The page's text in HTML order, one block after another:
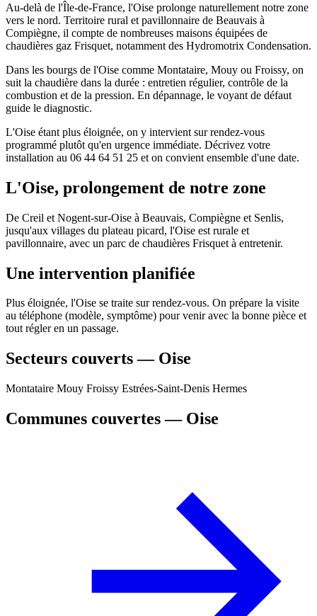
Au-delà de l'Île-de-France, l'Oise prolonge naturellement notre zone
vers le nord. Territoire rural et pavillonnaire de Beauvais à
Compiègne, il compte de nombreuses maisons équipées de
chaudières gaz Frisquet, notamment des Hydromotrix Condensation.
Dans les bourgs de l'Oise comme Montataire, Mouy ou Froissy, on
suit la chaudière dans la durée : entretien régulier, contrôle de la
combustion et de la pression. En dépannage, le voyant de défaut
guide le diagnostic.
L'Oise étant plus éloignée, on y intervient sur rendez-vous
programmé plutôt qu'en urgence immédiate. Décrivez votre
installation au 06 44 64 51 25 et on convient ensemble d'une date.
L'Oise, prolongement de notre zone
De Creil et Nogent-sur-Oise à Beauvais, Compiègne et Senlis,
jusqu'aux villages du plateau picard, l'Oise est rurale et
pavillonnaire, avec un parc de chaudières Frisquet à entretenir.
Une intervention planifiée
Plus éloignée, l'Oise se traite sur rendez-vous. On prépare la visite
au téléphone (modèle, symptôme) pour venir avec la bonne pièce et
tout régler en un passage.
Secteurs couverts — Oise
Montataire Mouy Froissy Estrées-Saint-Denis Hermes
Communes couvertes — Oise